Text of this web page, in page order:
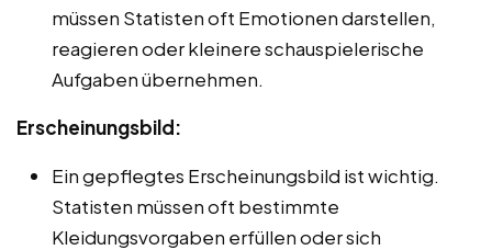
müssen Statisten oft Emotionen darstellen,
reagieren oder kleinere schauspielerische
Aufgaben übernehmen.
Erscheinungsbild:
Ein gepflegtes Erscheinungsbild ist wichtig.
Statisten müssen oft bestimmte
Kleidungsvorgaben erfüllen oder sich